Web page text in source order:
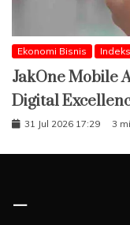
Ekonomi Bisnis Indeks
JakOne Mobile
Digital
31 Jul 2026 17:29 3
–